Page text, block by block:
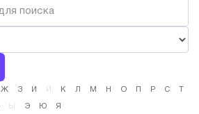
Ж З И Й К Л М Н О Р С
Ы Э Ю Я